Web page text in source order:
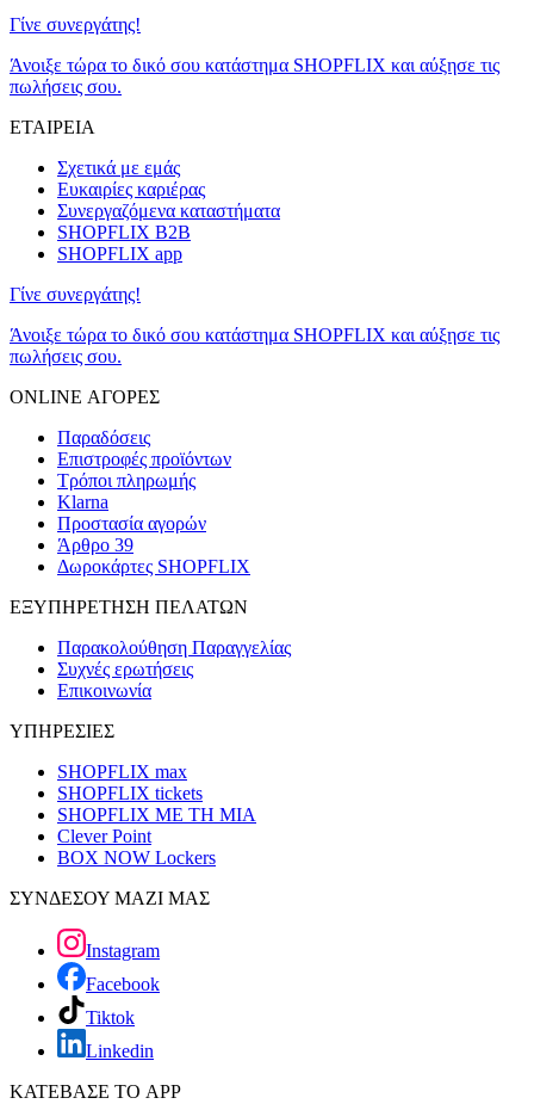
Γίνε συνεργάτης!
Άνοιξε τώρα το δικό σου κατάστημα SHOPFLIX και αύξησε τις
πωλήσεις σου.
ΕΤΑΙΡΕΙΑ
Σχετικά με εμάς
Ευκαιρίες καριέρας
Συνεργαζόμενα καταστήματα
SHOPFLIX B2B
SHOPFLIX app
Γίνε συνεργάτης!
Άνοιξε τώρα το δικό σου κατάστημα SHOPFLIX και αύξησε τις
πωλήσεις σου.
ONLINE ΑΓΟΡΕΣ
Παραδόσεις
Επιστροφές προϊόντων
Τρόποι πληρωμής
Klarna
Προστασία αγορών
Άρθρο 39
Δωροκάρτες SHOPFLIX
ΕΞΥΠΗΡΕΤΗΣΗ ΠΕΛΑΤΩΝ
Παρακολούθηση Παραγγελίας
Συχνές ερωτήσεις
Επικοινωνία
ΥΠΗΡΕΣΙΕΣ
SHOPFLIX max
SHOPFLIX tickets
SHOPFLIX ΜΕ ΤΗ ΜΙΑ
Clever Point
BOX NOW Lockers
ΣΥΝΔΕΣΟΥ ΜΑΖΙ ΜΑΣ
Instagram
Facebook
Tiktok
Linkedin
ΚΑΤΕΒΑΣΕ ΤΟ APP